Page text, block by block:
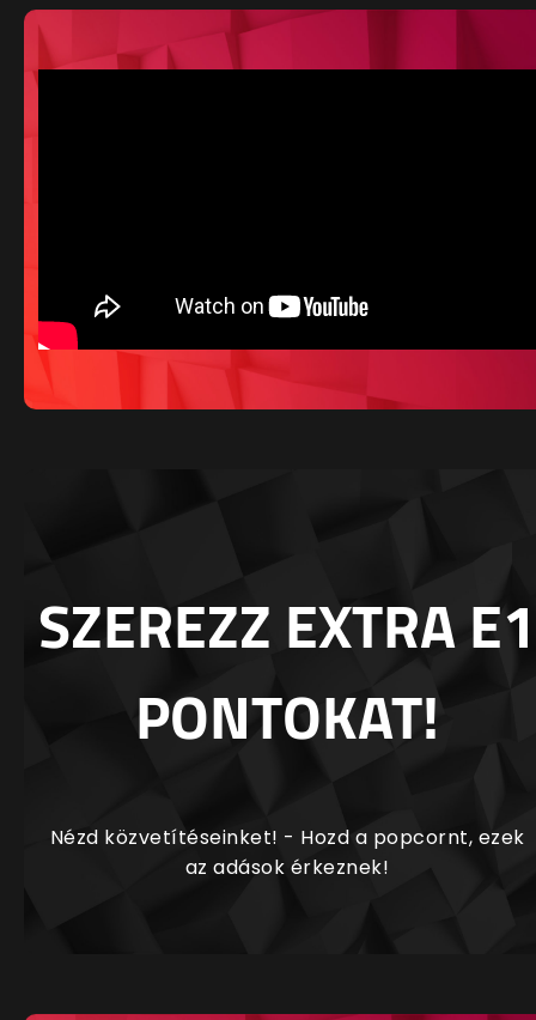
SZEREZZ EXTRA E1
PONTOKAT!
Nézd közvetítéseinket! - Hozd a popcornt, ezek
az adások érkeznek!